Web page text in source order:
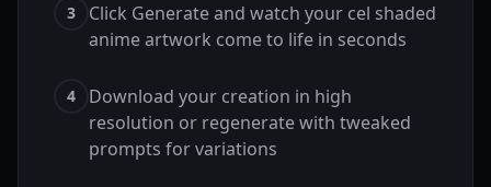
3
Click Generate and watch your cel shaded
anime artwork come to life in seconds
4
Download your creation in high
resolution or regenerate with tweaked
prompts for variations